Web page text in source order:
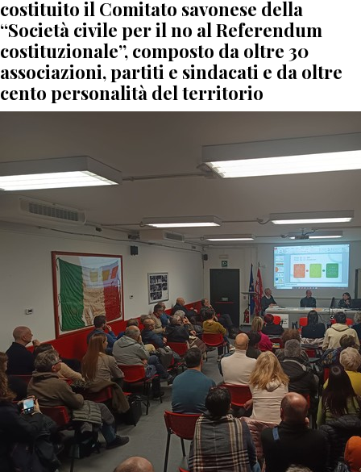
costituito il Comitato savonese della
“Società civile per il no al Referendum
costituzionale”, composto da oltre 30
associazioni, partiti e sindacati e da oltre
cento personalità del territorio